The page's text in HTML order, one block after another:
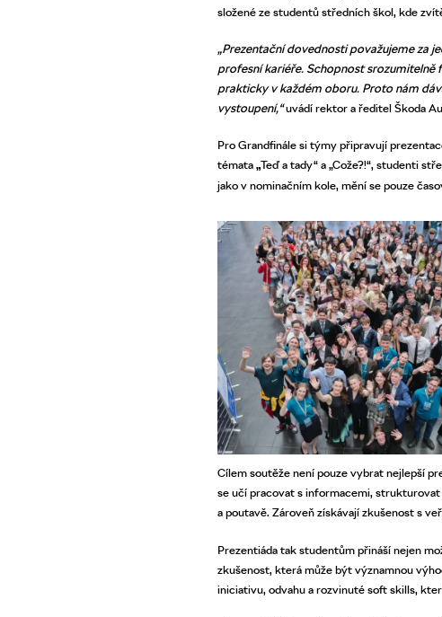
složené ze studentů středních škol, kde
„Prezentační dovednosti považujeme za
profesní kariéře. Schopnost
prakticky v každém oboru. Proto nám
vystoupení,“uvádí rektor a ředitel Škoda
Pro Grandfinále si týmy připravují
témata„Teď a tady“ a „Cože?!“, studenti
jako v nominačním kole, mění se pouze
Cílem soutěže není pouze vybrat nejlepší
se učí pracovat s informacemi,
a poutavě. Zároveň získávají zkušenost s
Prezentiáda tak studentům přináší nejen
zkušenost, která může být významnou
iniciativu, odvahu a rozvinuté soft skills,